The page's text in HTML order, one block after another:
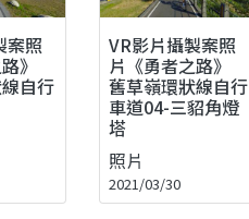
案照
》
自行
VR影片攝製案照
片《勇者之路》
舊草嶺環狀線自行
車道04-三貂角燈
塔
照片
2021/03/30